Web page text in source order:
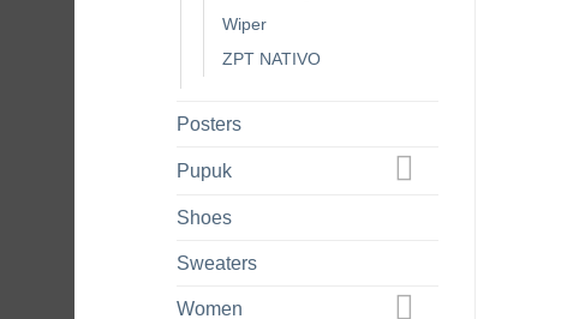
Wiper
ZPT NATIVO
Posters
Pupuk
Shoes
Sweaters
Women